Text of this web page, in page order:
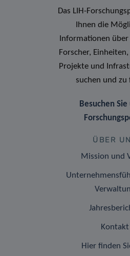
Das LIH-
Ihnen die
Informationen
Forscher,
Projekte und
suchen und zu
Besuchen
ÜBER
Mission und
Kontakt
Hier finden